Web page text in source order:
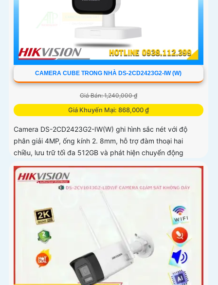
CAMERA CUBE TRONG NHÀ DS-2CD2423G2-IW (W)
Giá Bán: 1,240,000 ₫
Giá Khuyến Mại: 868,000 ₫
Camera DS-2CD2423G2-IW(W) ghi hình sắc nét với độ
phân giải 4MP, ống kính 2. 8mm, hỗ trợ đàm thoại hai
chiều, lưu trữ tối đa 512GB và phát hiện chuyển động
thông minh phân biệt người, phương tiện